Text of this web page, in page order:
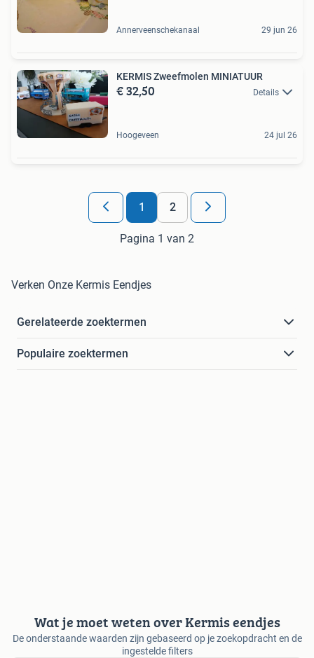
Annerveenschekanaal 29 jun 26
KERMIS Zweefmolen MINIATUUR
€ 32,50 Details
Hoogeveen 24 jul 26
1 2
Pagina 1 van 2
Verken Onze Kermis Eendjes
Gerelateerde zoektermen
Populaire zoektermen
Wat je moet weten over Kermis eendjes
De onderstaande waarden zijn gebaseerd op je zoekopdracht en de
ingestelde filters